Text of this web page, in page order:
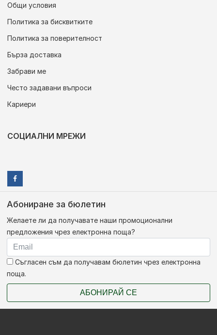
Общи условия
Политика за бисквитките
Политика за поверителност
Бърза доставка
Забрави ме
Често задавани въпроси
Кариери
СОЦИАЛНИ МРЕЖИ
Абониране за бюлетин
Желаете ли да получавате наши промоционални
предложения чрез електронна поща?
Съгласен съм да получавам бюлетин чрез електронна
поща.
АБОНИРАЙ СЕ